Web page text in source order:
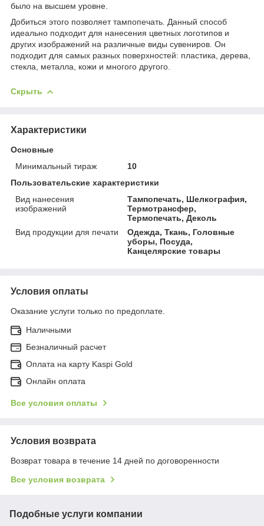
было на высшем уровне.
Добиться этого позволяет тампопечать. Данный способ
идеально подходит для нанесения цветных логотипов и
других изображений на различные виды сувениров. Он
подходит для самых разных поверхностей: пластика, дерева,
стекла, металла, кожи и многого другого.
Скрыть
Характеристики
Основные
Минимальный тираж
10
Пользовательские характеристики
Вид нанесения
изображений
Тампопечать, Шелкография,
Термотрансфер,
Термопечать, Деколь
Вид продукции для печати
Одежда, Ткань, Головные
уборы, Посуда,
Канцелярские товары
Условия оплаты
Оказание услуги только по предоплате.
Наличными
Безналичный расчет
Оплата на карту Kaspi Gold
Онлайн оплата
Все условия оплаты
Условия возврата
Возврат товара в течение 14 дней по договоренности
Все условия возврата
Подобные услуги компании